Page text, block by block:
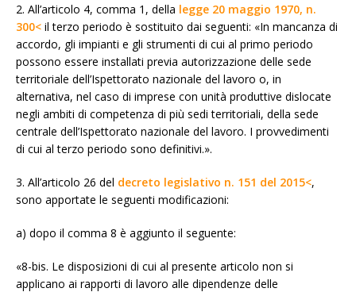
2. All’articolo 4, comma 1, della legge 20 maggio 1970, n.
300< il terzo periodo è sostituito dai seguenti: «In mancanza di
accordo, gli impianti e gli strumenti di cui al primo periodo
possono essere installati previa autorizzazione delle sede
territoriale dell’Ispettorato nazionale del lavoro o, in
alternativa, nel caso di imprese con unità produttive dislocate
negli ambiti di competenza di più sedi territoriali, della sede
centrale dell’Ispettorato nazionale del lavoro. I provvedimenti
di cui al terzo periodo sono definitivi.».
3. All’articolo 26 del decreto legislativo n. 151 del 2015<,
sono apportate le seguenti modificazioni:
a) dopo il comma 8 è aggiunto il seguente:
«8-bis. Le disposizioni di cui al presente articolo non si
applicano ai rapporti di lavoro alle dipendenze delle